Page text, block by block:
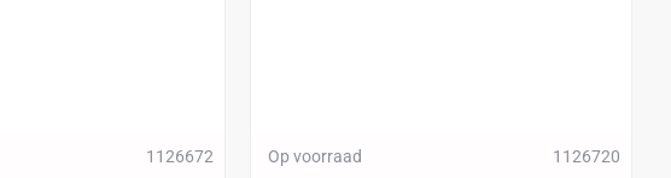
1126672 Op voorraad 1126720